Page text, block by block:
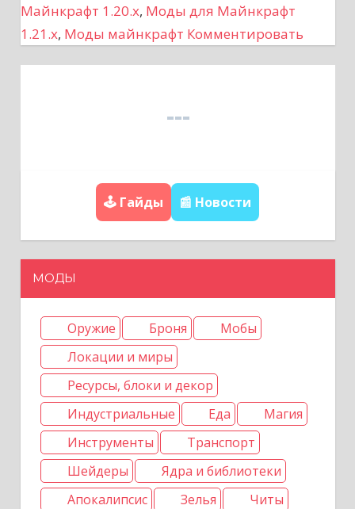
и
я
и
с
Майнкрафт 1.20.x, Моды для Майнкрафт
1.21.x, Моды майнкрафт Комментировать
🕹️ Гайды 📰 Новости
МОДЫ
Оружие Броня
Мобы
Локации и миры
Ресурсы, блоки и декор
Индустриальные
Еда
Магия
Инструменты
Транспорт
Шейдеры
Ядра и библиотеки
Апокалипсис
Зелья
Читы